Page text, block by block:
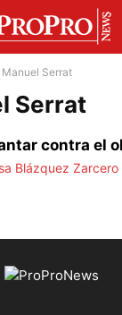
Serrat
Serrat
contra el
Blázquez Zarcero